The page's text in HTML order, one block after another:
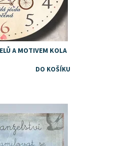
A MOTIVEM KOLA